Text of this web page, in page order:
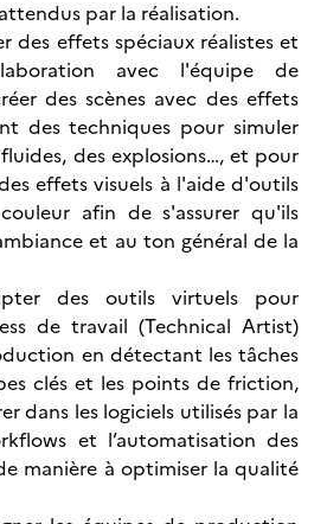
par la réalisation.
des effets spéciaux réalistes et
avec l'équipe de
des scènes avec des effets
des techniques pour simuler
des explosions…, et pour
effets visuels à l'aide d'outils
afin de s'assurer qu'ils
et au ton général de la
des outils virtuels pour
de travail (Technical Artist)
en détectant les tâches
clés et les points de friction,
dans les logiciels utilisés par la
et l’automatisation des
manière à optimiser la qualité